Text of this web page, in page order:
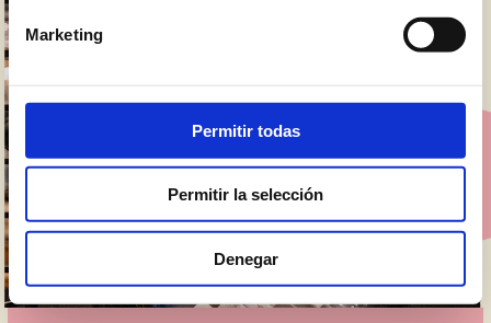
Marketing
Permitir todas
Permitir la selección
Denegar